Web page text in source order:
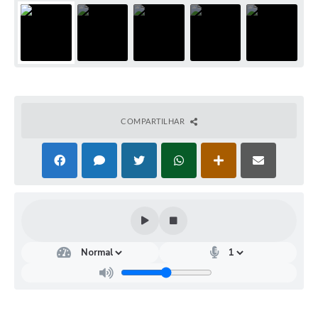
COMPARTILHAR